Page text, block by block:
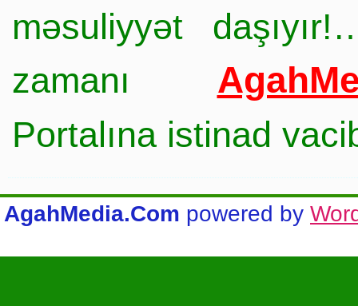
məsuliyyət
zamanı
Portalına istinad
AgahMedia.Com powered by